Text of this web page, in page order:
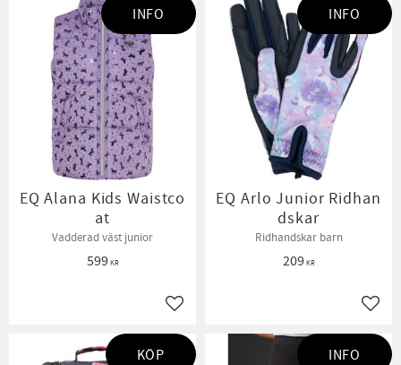
EQ Alana Kids Waistco
at
Vadderad väst junior
599KR
Lägg till i favoriter
INFO
EQ Arlo Junior Ridhan
dskar
Ridhandskar barn
209KR
INFO
KÖP INFO